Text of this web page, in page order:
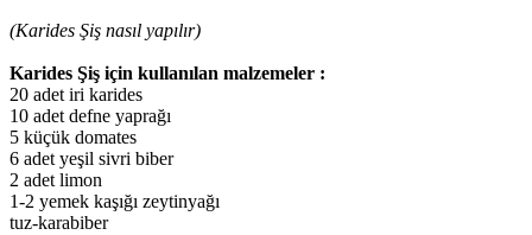
(Karides Şiş nasıl yapılır)
Karides Şiş için kullanılan malzemeler :
20 adet iri karides
10 adet defne yaprağı
5 küçük domates
6 adet yeşil sivri biber
2 adet limon
1-2 yemek kaşığı zeytinyağı
tuz-karabiber